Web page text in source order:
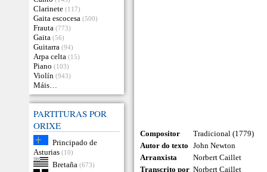
Clarinete (117)
Gaita escocesa (500)
Frauta (773)
Gaita (56)
Guitarra (94)
Arpa celta (15)
Piano (103)
Violín (943)
Máis…
PARTITURAS POR
ORIXE
Principado de
Asturias (10)
Bretaña (673)
Compositor
Tradicional (1779)
Autor do texto
John Newton
Arranxista
Norbert Caillet
Transcrito por Norbert Caillet